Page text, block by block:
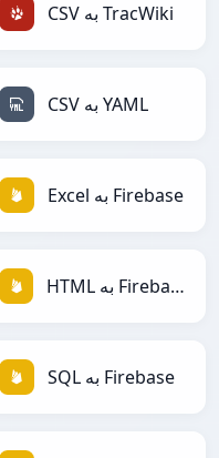
CSV به TracWiki
CSV به YAML
Excel به Firebase
HTML به Firebase
SQL به Firebase